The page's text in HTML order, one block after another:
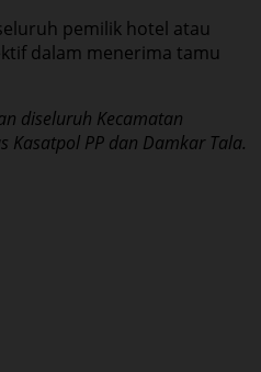
pemilik hotel atau
dalam menerima tamu
diseluruh Kecamatan
Kasatpol PP dan Damkar Tala.